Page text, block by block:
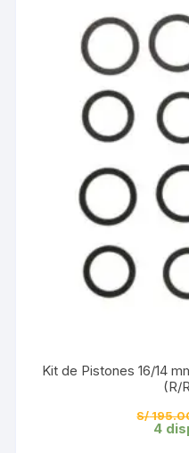
Kit de Pistones 16/14
(R/
S/
4